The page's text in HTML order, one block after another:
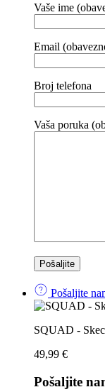
Vaše ime
Email
Broj telefona
Vaša poruka
Pošaljite
SQUAD -
49,99 €
Pošaljite